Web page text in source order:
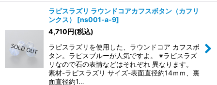
ラピスラズリ ラウンドコアカフスボタン（カフリ
ンクス）
[ns001-a-9]
4,710円(税込)
ラピスラズリを使用した、ラウンドコア カフスボ
タン。ラピスブルーが人気ですよ。 ※ラピスラズ
リなので石の表情などはそれぞれ 異なります。
素材-ラピスラズリ サイズ-表面直径約14ｍｍ、裏
面直径約1…